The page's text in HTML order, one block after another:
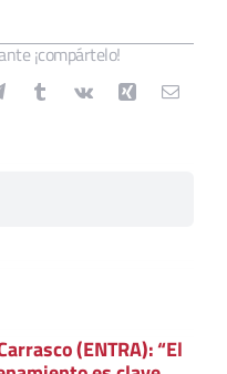
¡compártelo!
(ENTRA): “El